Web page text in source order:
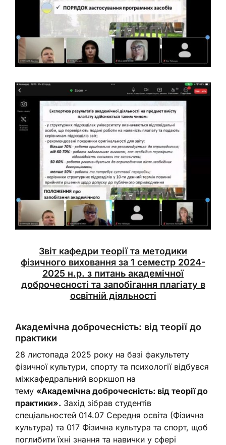
Звіт кафедри теорії та методики
фізичного виховання за 1 семестр 2024-
2025 н.р. з питань академічної
доброчесності та запобігання плагіату в
освітній діяльності
Академічна доброчесність: від теорії до
практики
28 листопада 2025 року на базі факультету
фізичної культури, спорту та психології відбувся
міжкафедральний воркшоп на
тему «Академічна доброчесність: від теорії до
практики». Захід зібрав студентів
спеціальностей 014.07 Середня освіта (Фізична
культура) та 017 Фізична культура та спорт, щоб
поглибити їхні знання та навички у сфері